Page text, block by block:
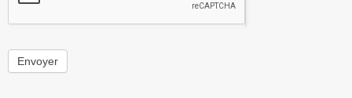
Envoyer